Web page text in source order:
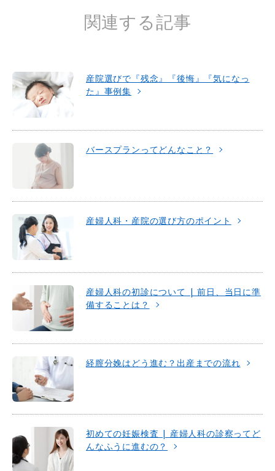
関連する記事
産院選びで『残念』『後悔』『気になっ
た』事例集
バースプランってどんなこと？
産婦人科・産院の選び方のポイント
産婦人科の初診について | 前日、当日に準
備することは？
経膣分娩はどう進む？出産までの流れ
初めての妊娠検査 | 産婦人科の診察ってど
んなふうに進むの？